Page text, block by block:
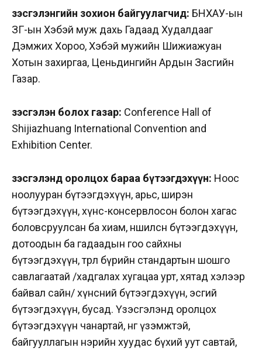
Үзэсгэлэнгийн зохион байгуулагчид: БНХАУ-ын
ЗГ-ын Хэбэй муж дахь Гадаад Худалдааг
Дэмжих Хороо, Хэбэй мужийн Шижиажуан
Хотын захиргаа, Ценьдингийн Ардын Засгийн
Газар.
Үзэсгэлэн болох газар: Conference Hall of
Shijiazhuang International Convention and
Exhibition Center.
Үзэсгэлэнд оролцох бараа бүтээгдэхүүн: Ноос
ноолууран бүтээгдэхүүн, арьс, ширэн
бүтээгдэхүүн, хүнс-консервлосон болон хагас
боловсруулсан ба хиам, нөөшилсөн бүтээгдэхүүн,
дотоодын ба гадаадын гоо сайхны
бүтээгдэхүүн, төрөл бүрийн стандартын шошго
савлагаатай /хадгалах хугацаа урт, хятад хэлээр
байвал сайн/ хүнсний бүтээгдэхүүн, эсгий
бүтээгдэхүүн, бусад. Үзэсгэлэнд оролцох
бүтээгдэхүүн чанартай, өнгө үзэмжтэй,
байгууллагын нэрийн хуудас бүхий уут савтай,